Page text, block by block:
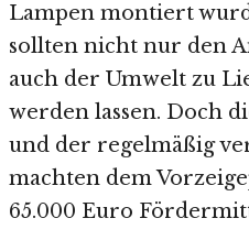
Lampen montiert
sollten nicht nur den
auch der Umwelt zu
werden lassen. Doch
und der regelmäßig
machten dem
65.000 Euro